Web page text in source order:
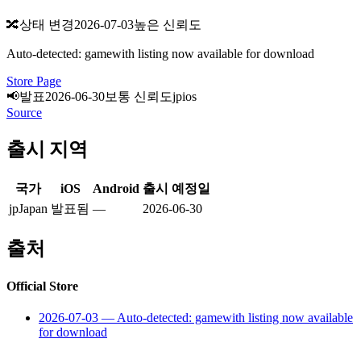
🔀상태 변경2026-07-03높은 신뢰도
Auto-detected: gamewith listing now available for download
Store Page
📢발표2026-06-30보통 신뢰도jpios
Source
출시 지역
국가 iOS Android 출시 예정일
jpJapan 발표됨 — 2026-06-30
출처
Official Store
2026-07-03 — Auto-detected: gamewith listing now available
for download